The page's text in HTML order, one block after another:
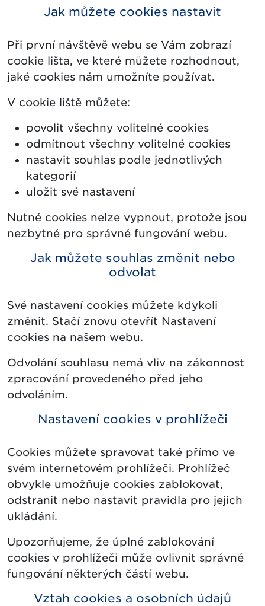
Jak můžete cookies nastavit
Při první návštěvě webu se Vám zobrazí
cookie lišta, ve které můžete rozhodnout,
jaké cookies nám umožníte používat.
V cookie liště můžete:
povolit všechny volitelné cookies
odmítnout všechny volitelné cookies
nastavit souhlas podle jednotlivých
kategorií
uložit své nastavení
Nutné cookies nelze vypnout, protože jsou
nezbytné pro správné fungování webu.
Jak můžete souhlas změnit nebo
odvolat
Své nastavení cookies můžete kdykoli
změnit. Stačí znovu otevřít Nastavení
cookies na našem webu.
Odvolání souhlasu nemá vliv na zákonnost
zpracování provedeného před jeho
odvoláním.
Nastavení cookies v prohlížeči
Cookies můžete spravovat také přímo ve
svém internetovém prohlížeči. Prohlížeč
obvykle umožňuje cookies zablokovat,
odstranit nebo nastavit pravidla pro jejich
ukládání.
Upozorňujeme, že úplné zablokování
cookies v prohlížeči může ovlivnit správné
fungování některých částí webu.
Vztah cookies a osobních údajů